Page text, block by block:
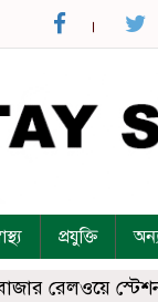
প্রযুক্তি
রেলওয়ে স্টেশন